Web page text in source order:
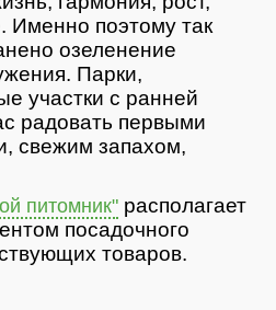
Именно поэтому так
озеленение
Парки,
участки с ранней
радовать первыми
свежим запахом,
питомник" располагает
посадочного
товаров.